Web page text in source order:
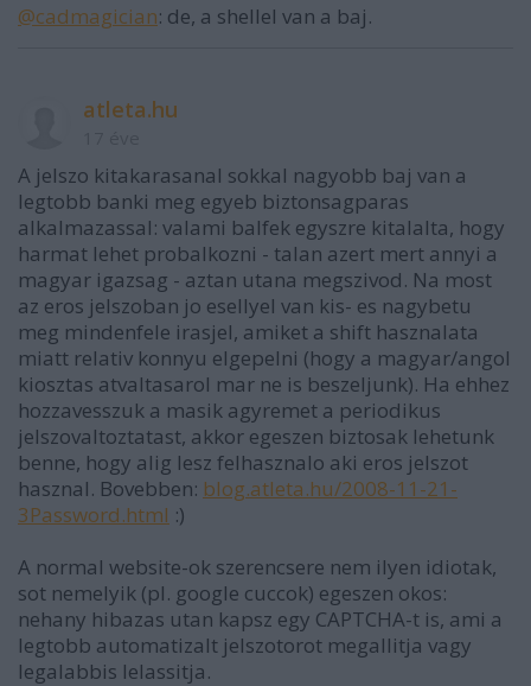
@cadmagician: de, a shellel van a baj.
atleta.hu
A jelszo kitakarasanal sokkal nagyobb baj van a
legtobb banki meg egyeb biztonsagparas
alkalmazassal: valami balfek egyszre kitalalta, hogy
harmat lehet probalkozni - talan azert mert annyi a
magyar igazsag - aztan utana megszivod. Na most
az eros jelszoban jo esellyel van kis- es nagybetu
meg mindenfele irasjel, amiket a shift hasznalata
miatt relativ konnyu elgepelni (hogy a magyar/angol
kiosztas atvaltasarol mar ne is beszeljunk). Ha ehhez
hozzavesszuk a masik agyremet a periodikus
jelszovaltoztatast, akkor egeszen biztosak lehetunk
benne, hogy alig lesz felhasznalo aki eros jelszot
hasznal. Bovebben: blog.atleta.hu/2008-11-21-
3Password.html :)
A normal website-ok szerencsere nem ilyen idiotak,
sot nemelyik (pl. google cuccok) egeszen okos:
nehany hibazas utan kapsz egy CAPTCHA-t is, ami a
legtobb automatizalt jelszotorot megallitja vagy
legalabbis lelassitja.